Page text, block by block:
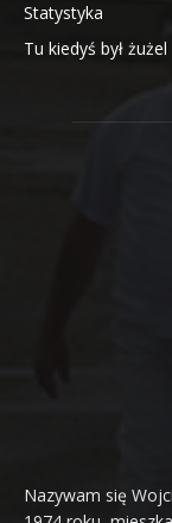
Statystyka
Tu kiedyś był żużel
Nazywam się